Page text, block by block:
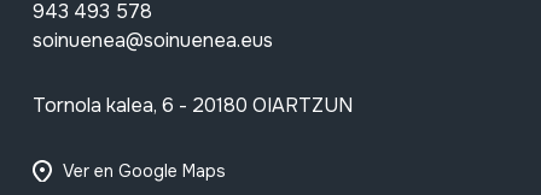
943 493 578
soinuenea@soinuenea.eus
Tornola kalea, 6 - 20180 OIARTZUN
Ver en Google Maps